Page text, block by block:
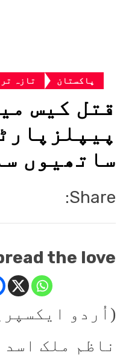
پاکستان تازہ
قتل کیس
ساتھیوں
Share:
the love
(اُردو
ناظم ملک